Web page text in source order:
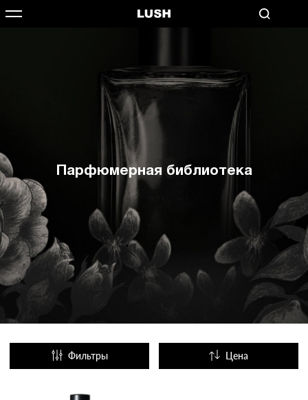
Парфюмерная библиотека
Фильтры Цена